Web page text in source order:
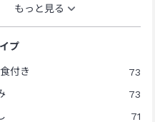
もっと見る
プ
付き
73
73
71